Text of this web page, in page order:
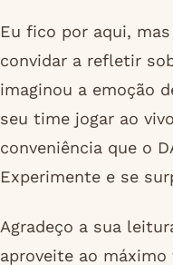
Eu fico por aqui,
convidar a refletir
imaginou a emoção
seu time jogar ao
conveniência que o
Experimente e se
Agradeço a sua
aproveite ao